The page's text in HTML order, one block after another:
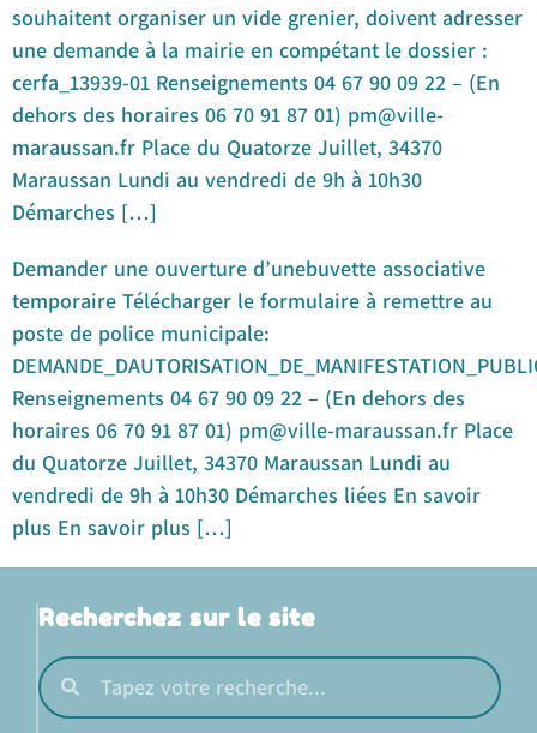
souhaitent organiser un vide grenier, doivent adresser
une demande à la mairie en compétant le dossier :
cerfa_13939-01 Renseignements 04 67 90 09 22 – (En
dehors des horaires 06 70 91 87 01) pm@ville-
maraussan.fr Place du Quatorze Juillet, 34370
Maraussan Lundi au vendredi de 9h à 10h30
Démarches […]
Demander une ouverture d’unebuvette associative
temporaire Télécharger le formulaire à remettre au
poste de police municipale:
Renseignements 04 67 90 09 22 – (En dehors des
horaires 06 70 91 87 01) pm@ville-maraussan.fr Place
du Quatorze Juillet, 34370 Maraussan Lundi au
vendredi de 9h à 10h30 Démarches liées En savoir
plus En savoir plus […]
Recherchez sur le site